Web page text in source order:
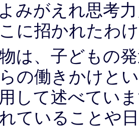
みがえれ思考
に招かれたわ
は、子どもの
の働きかけと
して述べてい
ていることや